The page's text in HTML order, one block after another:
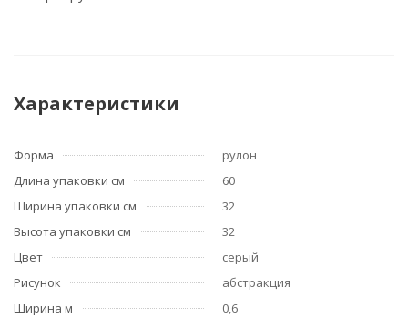
Характеристики
Форма
рулон
Длина упаковки см
60
Ширина упаковки см
32
Высота упаковки см
32
Цвет
серый
Рисунок
абстракция
Ширина м
0,6